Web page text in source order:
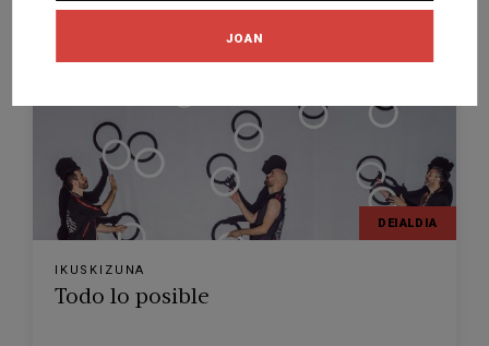
JOAN
2026/12/19
DEIALDIA
IKUSKIZUNA
Todo lo posible